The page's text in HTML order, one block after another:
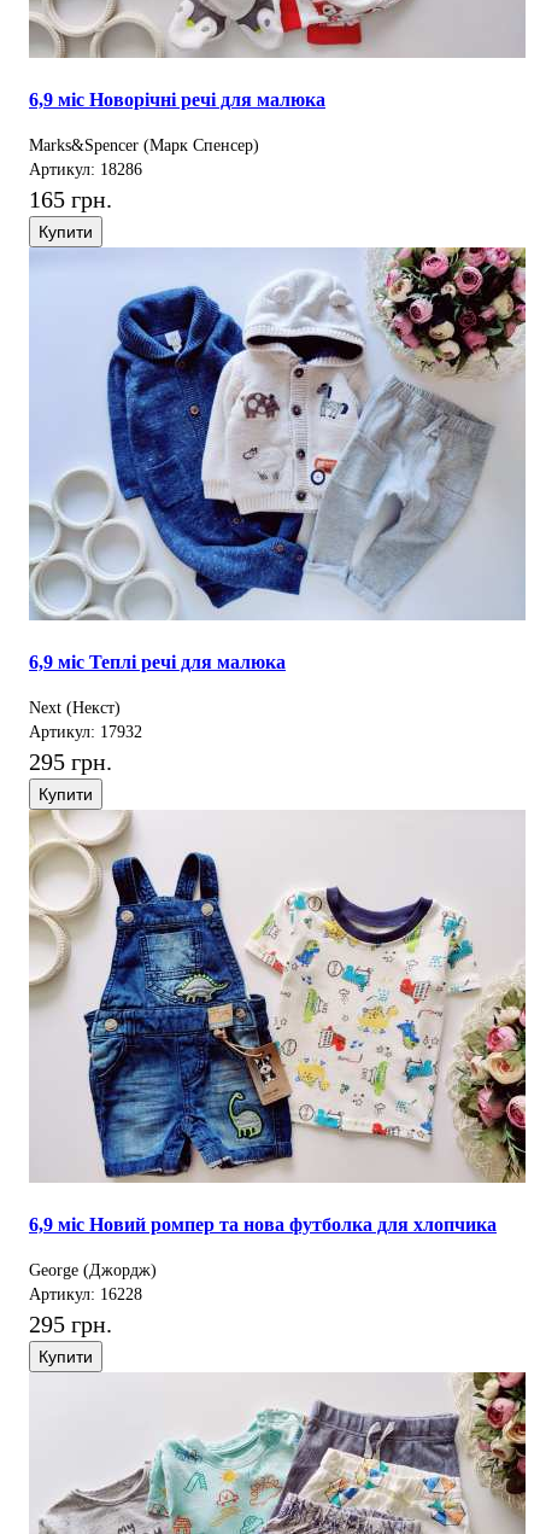
6,9 міс Новорічні речі для малюка
Marks&Spencer (Марк Спенсер)
Артикул: 18286
165 грн.
Купити
6,9 міс Теплі речі для малюка
Next (Некст)
Артикул: 17932
295 грн.
Купити
6,9 міс Новий ромпер та нова футболка для хлопчика
George (Джордж)
Артикул: 16228
295 грн.
Купити